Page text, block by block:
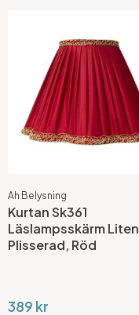
Ah Belysning
Kurtan Sk361
Läslampsskärm Liten
Plisserad, Röd
389 kr